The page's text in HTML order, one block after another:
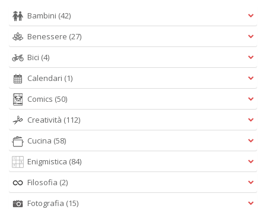
Bambini (42)
Benessere (27)
Bici (4)
Calendari (1)
Comics (50)
Creatività (112)
Cucina (58)
Enigmistica (84)
Filosofia (2)
Fotografia (15)